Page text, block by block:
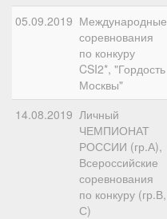
05.09.2019 Международные
соревнования
по конкуру
CSI2*, "Гордость
Москвы"
14.08.2019 Личный
ЧЕМПИОНАТ
РОССИИ (гр.А),
Всероссийские
соревнования
по конкуру (гр.В,
С)